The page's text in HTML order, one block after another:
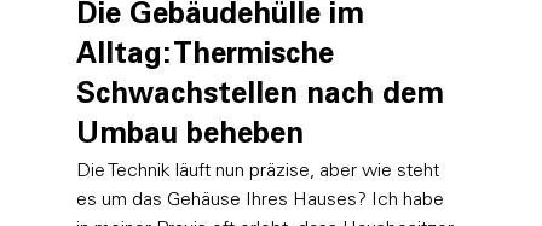
Die Gebäudehülle im
Alltag: Thermische
Schwachstellen nach dem
Umbau beheben
Die Technik läuft nun präzise, aber wie steht
es um das Gehäuse Ihres Hauses? Ich habe